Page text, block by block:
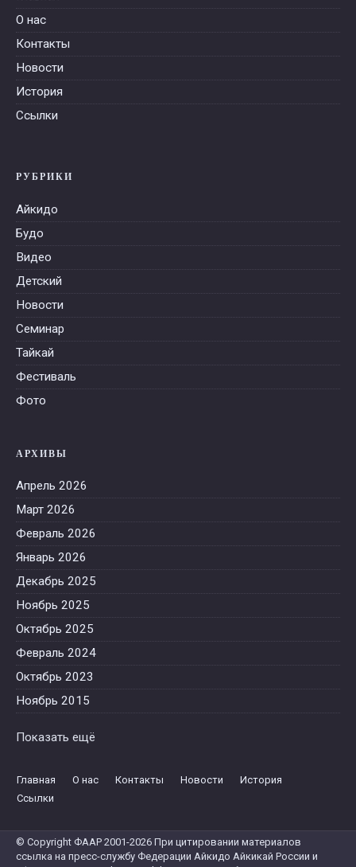
О нас
Контакты
Новости
История
Ссылки
РУБРИКИ
Айкидо
Будо
Видео
Детский
Новости
Семинар
Тайкай
Фестиваль
Фото
АРХИВЫ
Апрель 2026
Март 2026
Февраль 2026
Январь 2026
Декабрь 2025
Ноябрь 2025
Октябрь 2025
Февраль 2024
Октябрь 2023
Ноябрь 2015
Апрель 2015
Август 2014
Показать ещё
Главная О нас Контакты Новости
История
Ссылки
© Copyright ФААР 2001-2026 При цитировании материалов
ссылка на пресс-службу Федерации Айкидо Айкикай России и